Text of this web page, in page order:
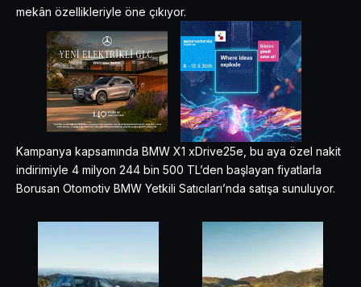
mekân özellikleriyle öne çıkıyor.
Kampanya kapsamında BMW X1 xDrive25e, bu aya özel nakit
indirimiyle 4 milyon 244 bin 500 TL’den başlayan fiyatlarla
Borusan Otomotiv BMW Yetkili Satıcıları’nda satışa sunuluyor.